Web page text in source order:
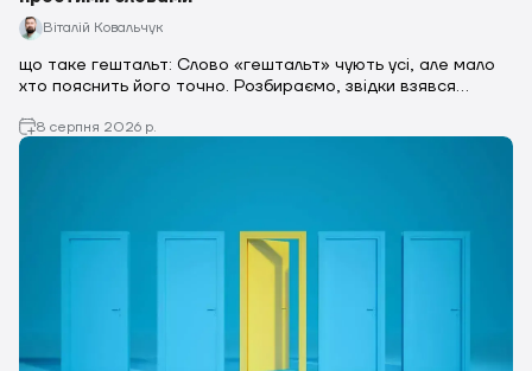
Віталій Ковальчук
що таке гештальт: Слово «гештальт» чують усі, але мало
хто пояснить його точно. Розбираємо, звідки взявся
гештальт» стало м…
8 серпня 2026 р.